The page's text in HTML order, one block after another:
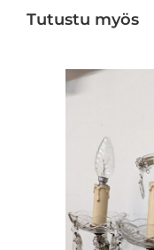
Tutustu myös